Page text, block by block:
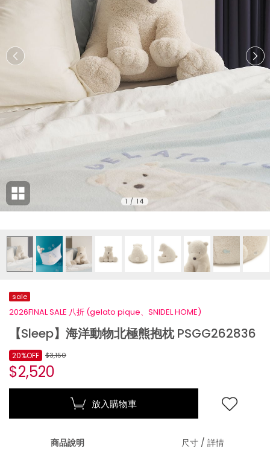
1 / 14
sale
2026FINAL SALE 八折 (gelato pique、SNIDEL HOME)
【Sleep】海洋動物北極熊抱枕 PSGG262836
$3,150
$2,520
20%OFF
放入購物車
商品說明 尺寸 / 詳情